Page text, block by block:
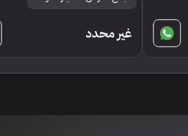
غير محدد